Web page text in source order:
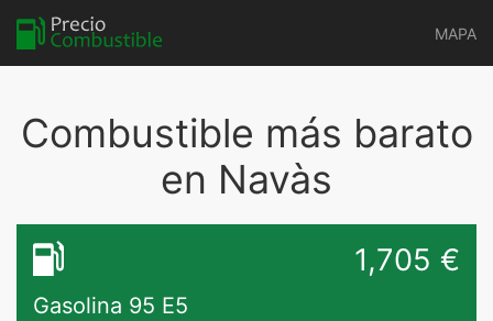
MAPA
Combustible más barato
en Navàs
1,705 €
Gasolina 95 E5